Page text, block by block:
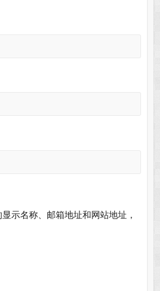
示名称、邮箱地址和网站地址，